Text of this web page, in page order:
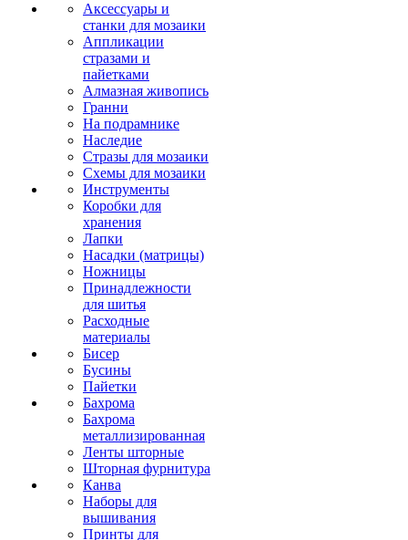
Аксессуары и
станки для мозаики
Аппликации
стразами и
пайетками
Алмазная живопись
Гранни
На подрамнике
Наследие
Стразы для мозаики
Схемы для мозаики
Инструменты
Коробки для
хранения
Лапки
Насадки (матрицы)
Ножницы
Принадлежности
для шитья
Расходные
материалы
Бисер
Бусины
Пайетки
Бахрома
Бахрома
металлизированная
Ленты шторные
Шторная фурнитура
Канва
Наборы для
вышивания
Принты для